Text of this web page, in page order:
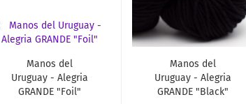
Manos del
Uruguay - Alegria
GRANDE "Foil"
Manos del
Uruguay - Alegria
GRANDE "Black"